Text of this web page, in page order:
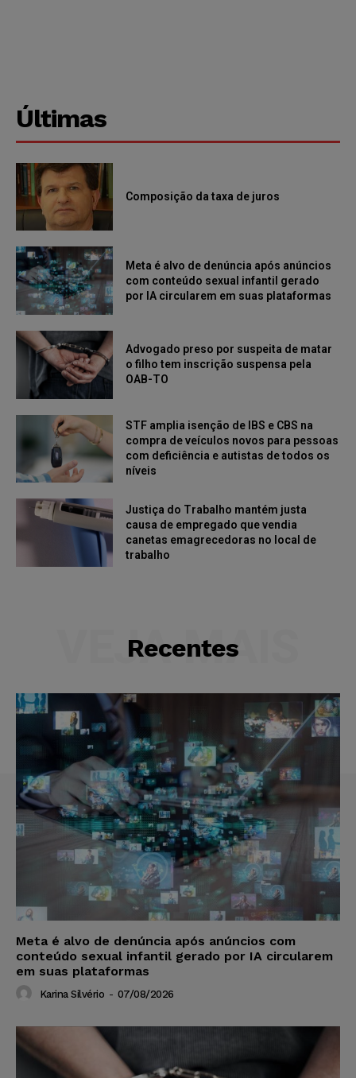
Últimas
Composição da taxa de juros
Meta é alvo de denúncia após anúncios
com conteúdo sexual infantil gerado
por IA circularem em suas plataformas
Advogado preso por suspeita de matar
o filho tem inscrição suspensa pela
OAB-TO
STF amplia isenção de IBS e CBS na
compra de veículos novos para pessoas
com deficiência e autistas de todos os
níveis
Justiça do Trabalho mantém justa
causa de empregado que vendia
canetas emagrecedoras no local de
trabalho
Recentes
VEJA MAIS
Meta é alvo de denúncia após anúncios com
conteúdo sexual infantil gerado por IA circularem
em suas plataformas
Karina Silvério - 07/08/2026